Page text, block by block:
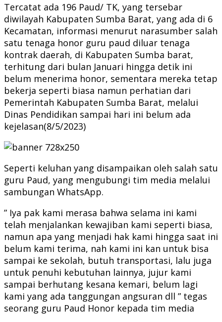
Tercatat ada 196 Paud/ TK, yang tersebar
diwilayah Kabupaten Sumba Barat, yang ada di 6
Kecamatan, informasi menurut narasumber salah
satu tenaga honor guru paud diluar tenaga
kontrak daerah, di Kabupaten Sumba barat,
terhitung dari bulan Januari hingga detik ini
belum menerima honor, sementara mereka tetap
bekerja seperti biasa namun perhatian dari
Pemerintah Kabupaten Sumba Barat, melalui
Dinas Pendidikan sampai hari ini belum ada
kejelasan(8/5/2023)
Seperti keluhan yang disampaikan oleh salah satu
guru Paud, yang mengubungi tim media melalui
sambungan WhatsApp.
” Iya pak kami merasa bahwa selama ini kami
telah menjalankan kewajiban kami seperti biasa,
namun apa yang menjadi hak kami hingga saat ini
belum kami terima, nah kami ini kan untuk bisa
sampai ke sekolah, butuh transportasi, lalu juga
untuk penuhi kebutuhan lainnya, jujur kami
sampai berhutang kesana kemari, belum lagi
kami yang ada tanggungan angsuran dll ” tegas
seorang guru Paud Honor kepada tim media